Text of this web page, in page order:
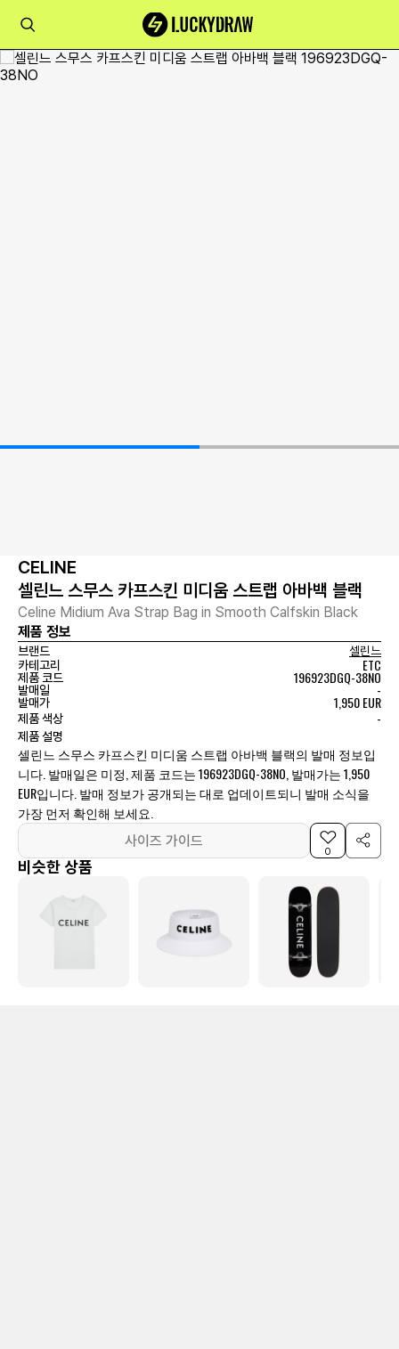
CELINE
셀린느 스무스 카프스킨 미디움 스트랩 아바백 블랙
Celine Midium Ava Strap Bag in Smooth Calfskin Black
제품 정보
브랜드
셀린느
카테고리
ETC
제품 코드 196923DGQ-38NO
발매일 -
발매가 1,950 EUR
제품 색상 -
제품 설명
셀린느 스무스 카프스킨 미디움 스트랩 아바백 블랙의 발매 정보입
니다. 발매일은 미정, 제품 코드는 196923DGQ-38NO, 발매가는 1,950
EUR입니다. 발매 정보가 공개되는 대로 업데이트되니 발매 소식을
가장 먼저 확인해 보세요.
사이즈 가이드
0
비슷한 상품